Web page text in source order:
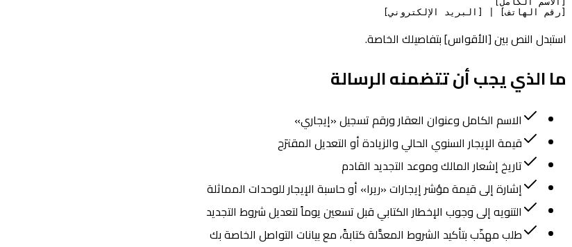
[رقم الهاتف] | [البريد الإلكتروني]
استبدل النص بين [الأقواس] بتفاصيلك الخاصة.
ما الذي يجب أن تتضمنه الرسالة
الاسم الكامل وعنوان العقار ورقم تسجيل «إيجاري»
قيمة الإيجار السنوي الحالي والزيادة أو التعديل المقترَح
تاريخ إشعار المالك وموعد التجديد القادم
إشارة إلى قيمة مؤشر إيجارات «ريرا» أو حاسبة الإيجار للوحدات المماثلة
التنويه إلى وجوب الإخطار الكتابي قبل تسعين يوماً لتعديل شروط التجديد
طلب مهذّب بتأكيد الشروط المعدَّلة كتابةً، مع بيانات التواصل الخاصة بك